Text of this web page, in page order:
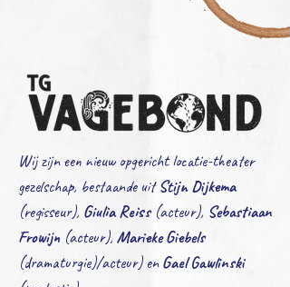
Wij zijn een nieuw opgericht locatie-theater
gezelschap, bestaande uitStijn Dijkema
(regisseur), Giulia Reiss(acteur), Sebastiaan
Frowijn (acteur), Marieke Giebels
(dramaturgie)/acteur) enGael Gawlinski